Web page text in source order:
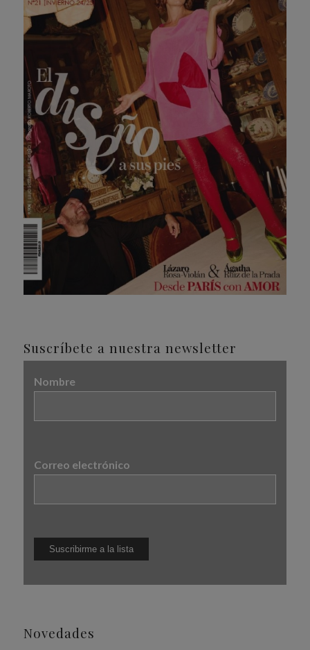
Suscríbete a nuestra newsletter
Nombre
Correo electrónico
Novedades